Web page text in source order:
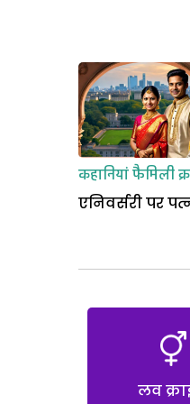
कहानियांफैमिली
एनिवर्सरी पर
लव